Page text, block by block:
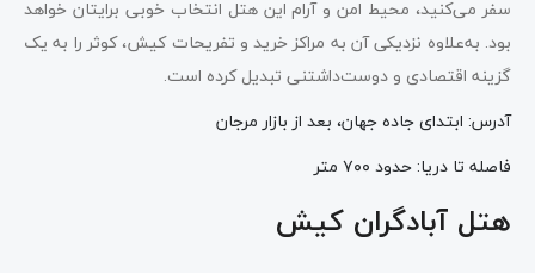
سفر می‌کنید، محیط امن و آرام این هتل انتخاب خوبی برایتان خواهد
بود. به‌علاوه نزدیکی آن به مراکز خرید و تفریحات کیش، کوثر را به یک
گزینه اقتصادی و دوست‌داشتنی تبدیل کرده است.
آدرس: ابتدای جاده جهان، بعد از بازار مرجان
فاصله تا دریا: حدود ۷۰۰ متر
هتل آبادگران کیش